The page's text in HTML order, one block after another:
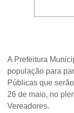
A Prefeitura
população para
Públicas que
26 de maio, no
Vereadores.